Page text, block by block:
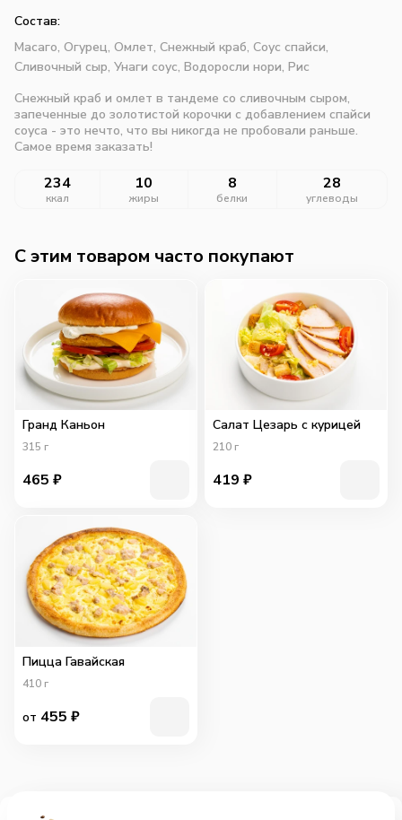
Состав:
Масаго, Огурец, Омлет, Снежный краб, Соус спайси,
Сливочный сыр, Унаги соус, Водоросли нори, Рис
Снежный краб и омлет в тандеме со сливочным сыром,
запеченные до золотистой корочки с добавлением спайси
соуса - это нечто, что вы никогда не пробовали раньше.
Самое время заказать!
234
ккал
10
жиры
8
белки
28
углеводы
C этим товаром часто покупают
Гранд Каньон
315 г
465 ₽
Салат Цезарь с курицей
210 г
419 ₽
Пицца Гавайская
410 г
от 455 ₽